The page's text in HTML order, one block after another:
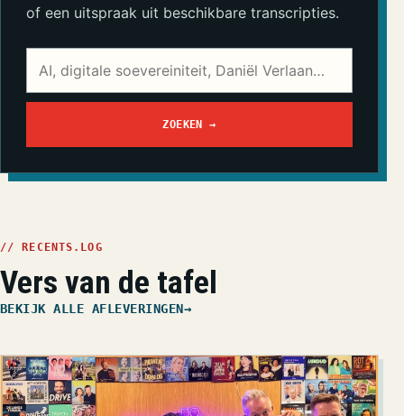
of een uitspraak uit beschikbare transcripties.
ZOEKEN→
// RECENTS.LOG
Vers van de tafel
BEKIJK ALLE AFLEVERINGEN→